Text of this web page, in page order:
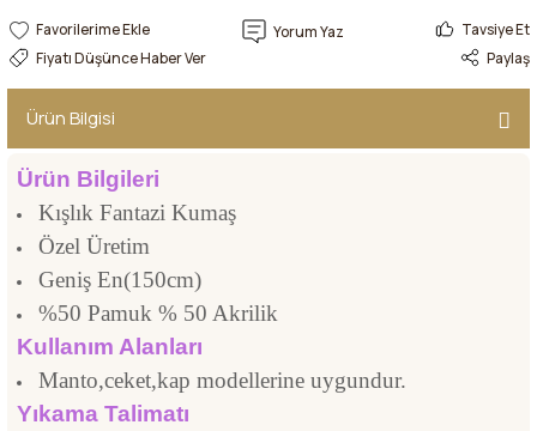
Sepete EkleYorum Yaz
Tavsiye Et
Fiyatı Düşünce Haber Ver
Paylaş
Ürün Bilgisi
Ürün Bilgileri
Kışlık Fantazi Kumaş
Özel Üretim
Geniş En(150cm)
%50 Pamuk % 50 Akrilik
Kullanım Alanları
Manto,ceket,kap modellerine uygundur.
Yıkama Talimatı